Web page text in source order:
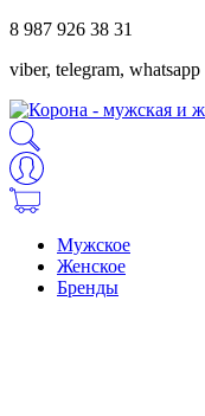
8 987 926 38 31
viber, telegram, whatsapp
Мужское
Женское
Бренды